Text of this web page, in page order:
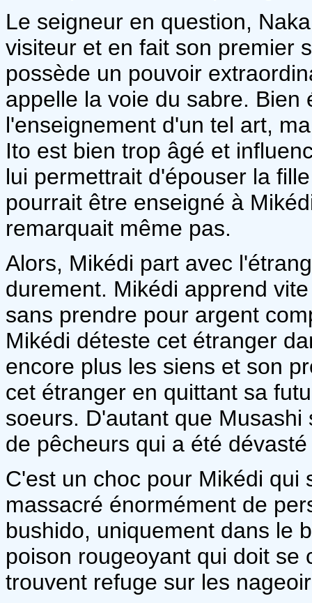
Le seigneur en question,
visiteur et en fait son premier
possède un pouvoir
appelle la voie du sabre.
l'enseignement d'un tel art,
Ito est bien trop âgé et
lui permettrait d'épouser la
pourrait être enseigné à
remarquait même pas.
Alors, Mikédi part avec
durement. Mikédi apprend
sans prendre pour argent
Mikédi déteste cet étranger
encore plus les siens et son
cet étranger en quittant sa
soeurs. D'autant que
de pêcheurs qui a été
C'est un choc pour Mikédi
massacré énormément de
bushido, uniquement dans le
poison rougeoyant qui doit se
trouvent refuge sur les